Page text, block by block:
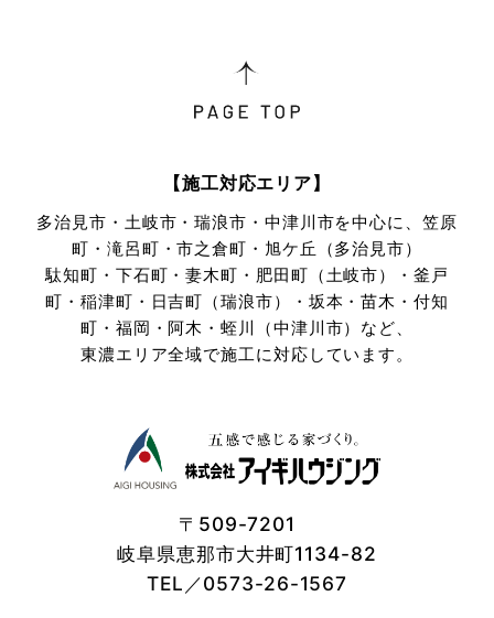
【施工対応エリア】
多治見市・土岐市・瑞浪市・中津川市を中心に、笠原
町・滝呂町・市之倉町・旭ケ丘（多治見市）
駄知町・下石町・妻木町・肥田町（土岐市）・釜戸
町・稲津町・日吉町（瑞浪市）・坂本・苗木・付知
町・ 福岡・阿木・蛭川（中津川市）など、
東濃エリア全域で施工に対応しています。
〒509-7201
岐阜県恵那市大井町1134-82
TEL／0573-26-1567